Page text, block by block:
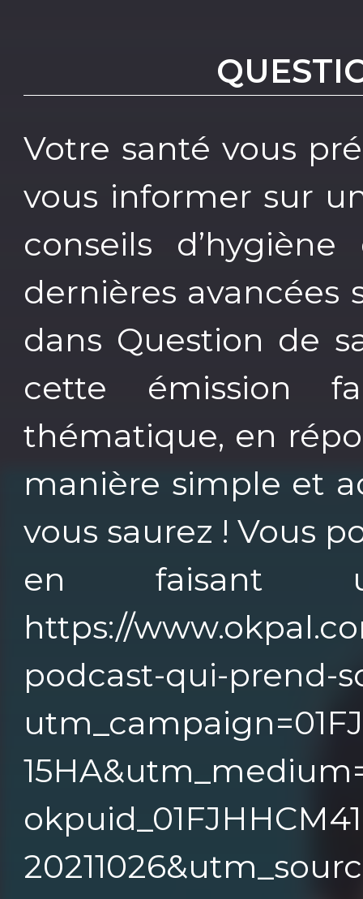
Votre santé vous
vous informer sur
conseils
dernières avancées
dans Question de
cette émission
thématique, en
manière simple et
vous saurez ! Vous
en
https://
podcast-qui-prend-